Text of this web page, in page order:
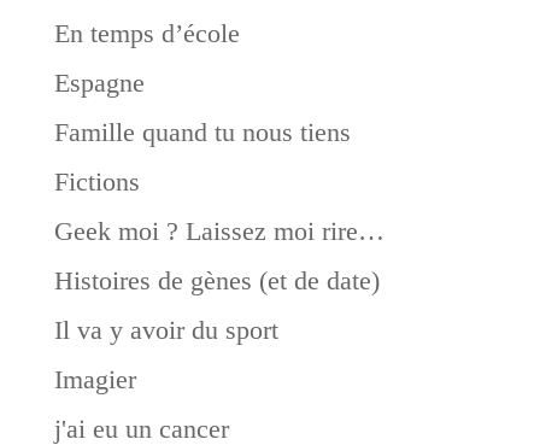
En temps d’école
Espagne
Famille quand tu nous tiens
Fictions
Geek moi ? Laissez moi rire…
Histoires de gènes (et de date)
Il va y avoir du sport
Imagier
j'ai eu un cancer